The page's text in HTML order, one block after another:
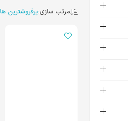
مرتب سازی:پرفروشترین ها